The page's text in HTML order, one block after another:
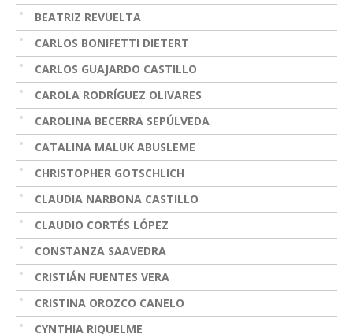
BEATRIZ REVUELTA
CARLOS BONIFETTI DIETERT
CARLOS GUAJARDO CASTILLO
CAROLA RODRÍGUEZ OLIVARES
CAROLINA BECERRA SEPÚLVEDA
CATALINA MALUK ABUSLEME
CHRISTOPHER GOTSCHLICH
CLAUDIA NARBONA CASTILLO
CLAUDIO CORTÉS LÓPEZ
CONSTANZA SAAVEDRA
CRISTIÁN FUENTES VERA
CRISTINA OROZCO CANELO
CYNTHIA RIQUELME